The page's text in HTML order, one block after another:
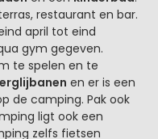
restaurant en bar.
april tot eind
gym gegeven.
te spelen en te
en er is een
de camping. Pak ook
ligt ook een
zelfs fietsen